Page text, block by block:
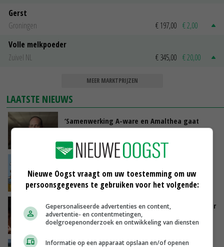
Gerst
Groningen
€ 197,00 € 2,00
Volle melkpoeder
Zuivel NL
€ 345,00 € 20,00
MEER MARKTPRIJZEN
LAATSTE NIEUWS
‘Samenwerking A-ware en Amalthea gaat
zorgen voor meer balans’
GISTEREN, 16:01
groot: Nederland in Europese top
GISTEREN, 15:33
Vlaamse varkensstapel krimpt, pluimveesector
groeit door schaalvergroting
GISTEREN, 15:20
Nieuwe Oogst vraagt om uw toestemming om uw
persoonsgegevens te gebruiken voor het volgende:
Gepersonaliseerde advertenties en content,
advertentie- en contentmetingen,
doelgroepenonderzoek en ontwikkeling van diensten
Informatie op een apparaat opslaan en/of openen